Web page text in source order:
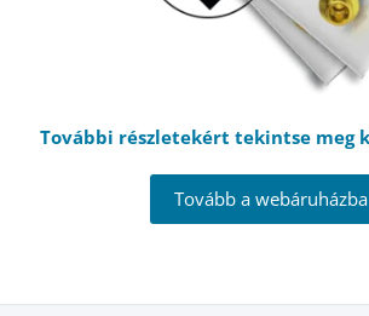
További részletekért tekintse meg
Tovább a webáruházba